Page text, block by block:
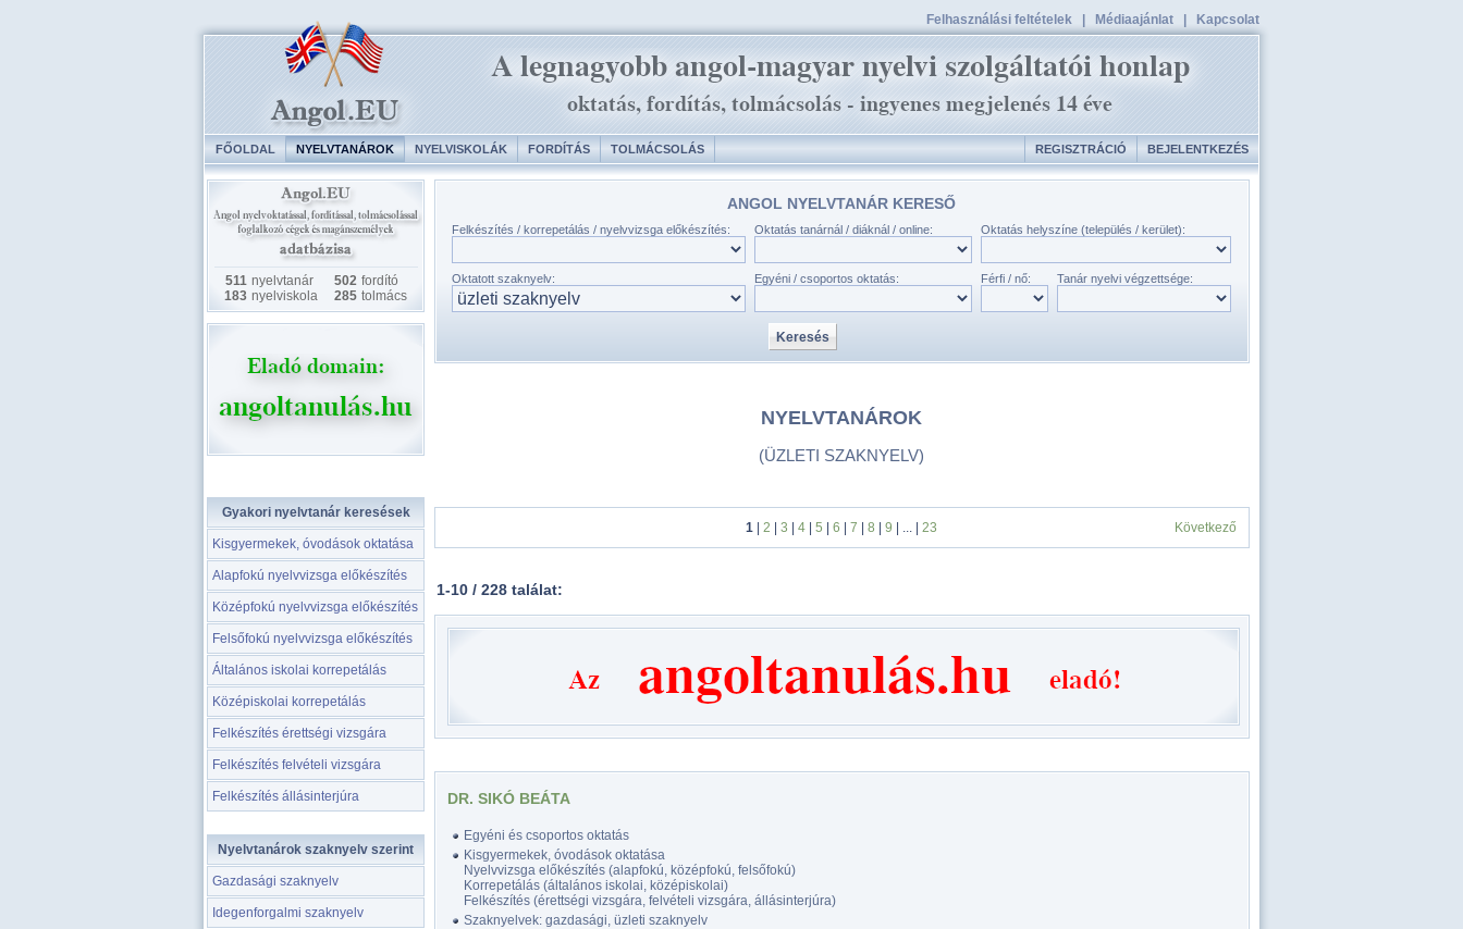
Felhasználási feltételek Médiaajánlat Kapcsolat
FŐOLDAL NYELVTANÁROK NYELVISKOLÁK FORDÍTÁS TOLMÁCSOLÁS REGISZTRÁCIÓ BEJELENTKEZÉS
511 nyelvtanár 502 fordító
183 nyelviskola 285 tolmács
Gyakori nyelvtanár keresések
Kisgyermekek, óvodások oktatása
Alapfokú nyelvvizsga előkészítés
Középfokú nyelvvizsga előkészítés
Felsőfokú nyelvvizsga előkészítés
Általános iskolai korrepetálás
Középiskolai korrepetálás
Felkészítés érettségi vizsgára
Felkészítés felvételi vizsgára
Felkészítés állásinterjúra
Nyelvtanárok szaknyelv szerint
Gazdasági szaknyelv
Idegenforgalmi szaknyelv
ANGOL NYELVTANÁR KERESŐ
Felkészítés / korrepetálás / nyelvvizsga előkészítés: Oktatás tanárnál / diáknál / online: Oktatás helyszíne (település / kerület):
Oktatott szaknyelv: Egyéni / csoportos oktatás: Férfi / nő: Tanár nyelvi végzettsége:
NYELVTANÁROK
(ÜZLETI SZAKNYELV)
1 2 3 4 5 6 7 8 9 | ... | 23 Következő
1-10 / 228 találat:
DR. SIKÓ BEÁTA
Egyéni és csoportos oktatás
Kisgyermekek, óvodások oktatása
Nyelvvizsga előkészítés (alapfokú, középfokú, felsőfokú)
Korrepetálás (általános iskolai, középiskolai)
Felkészítés (érettségi vizsgára, felvételi vizsgára, állásinterjúra)
Szaknyelvek: gazdasági, üzleti szaknyelv